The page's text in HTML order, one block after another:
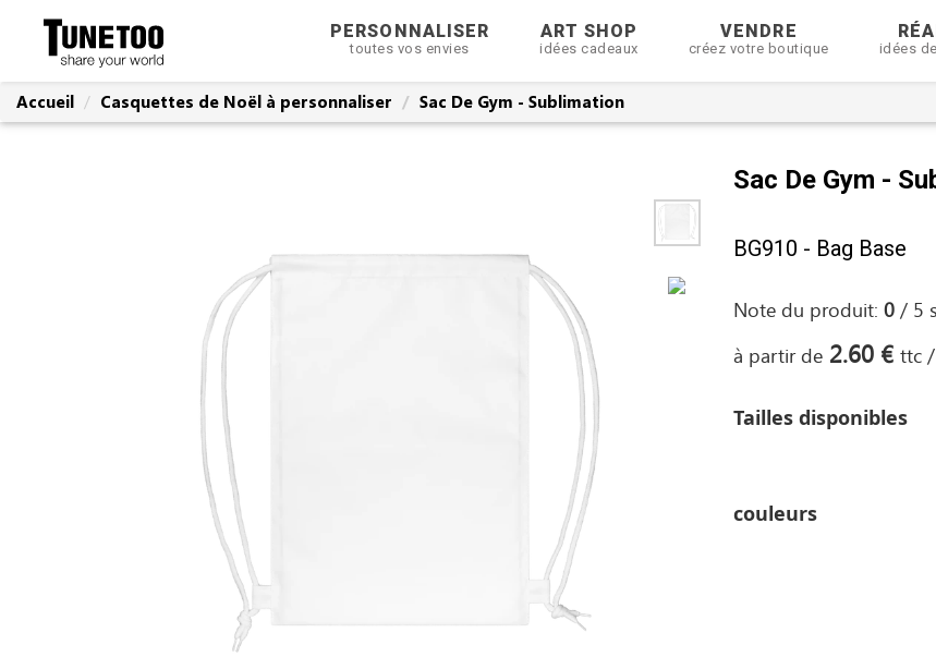
PERSONNALISER
toutes vos envies
ART SHOP
idées cadeaux
VENDRE
créez votre boutique idées
Accueil Casquettes de Noël à personnaliser Sac De Gym - Sublimation
Sac De Gym -
BG910 - Bag Base
Note du produit:0 / 5
à partir de 2.60 €ttc
Tailles disponibles
couleurs